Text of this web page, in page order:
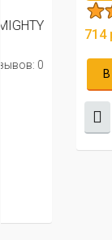
714 р.
В корзину